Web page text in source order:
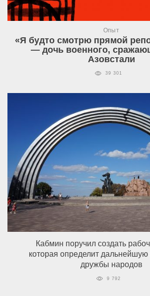
Опыт
«Я будто смотрю прямой
— дочь военного,
Азовстали
39 301
Кабмин поручил создать
которая определит дальнейшую
дружбы народов
9 792